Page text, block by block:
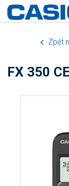
Zpět
FX 350